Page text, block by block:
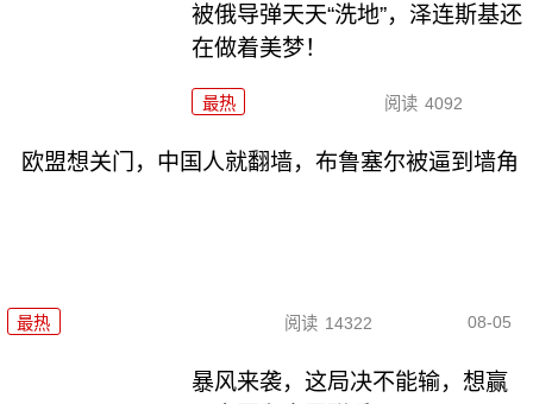
被俄导弹天天“洗地”，泽连斯基还
在做着美梦！
最热 阅读 4092
欧盟想关门，中国人就翻墙，布鲁塞尔被逼到墙角
最热 阅读 14322 08-05
暴风来袭，这局决不能输，想赢